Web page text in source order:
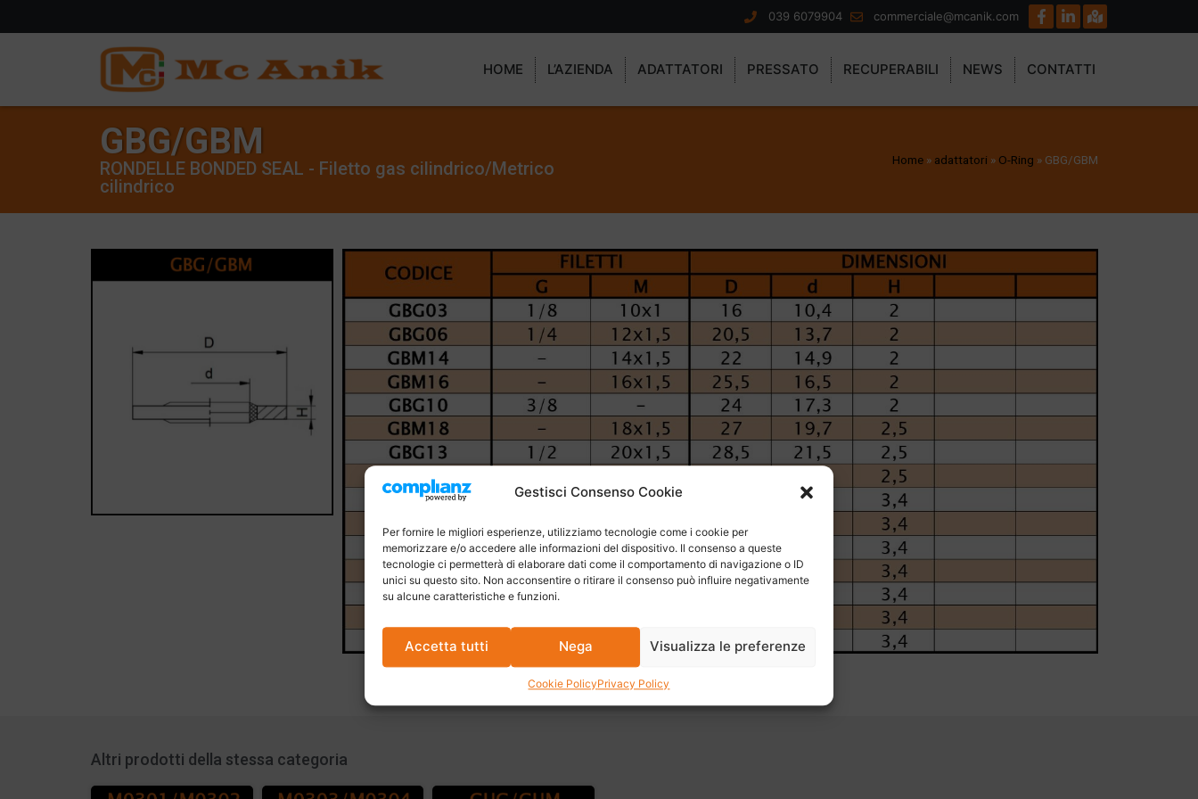
Gestisci Consenso Cookie
Per fornire le migliori esperienze, utilizziamo tecnologie come i cookie per
memorizzare e/o accedere alle informazioni del dispositivo. Il consenso a queste
tecnologie ci permetterà di elaborare dati come il comportamento di navigazione o ID
unici su questo sito. Non acconsentire o ritirare il consenso può influire negativamente
su alcune caratteristiche e funzioni.
Accetta tutti Nega Visualizza le preferenze
Cookie PolicyPrivacy Policy
039 6079904 commerciale@mcanik.com
HOME L’AZIENDA ADATTATORI PRESSATO RECUPERABILI NEWS CONTATTI
GBG/GBM
RONDELLE BONDED SEAL - Filetto gas cilindrico/Metrico
cilindrico
Home » adattatori » O-Ring » GBG/GBM
Altri prodotti della stessa categoria